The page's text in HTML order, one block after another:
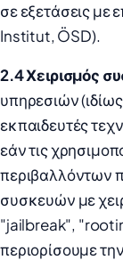
σε εξετάσεις με
Institut, ÖSD).
2.4 Χειρισμός
υπηρεσιών
εκπαιδευτές
εάν τις
περιβαλλόντων
συσκευών με
"jailbreak",
περιορίσουμε